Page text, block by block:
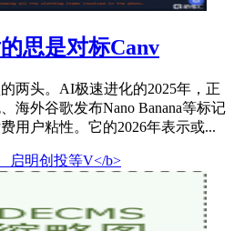
思是对标Canv
两头。AI极速进化的2025年，正
海外谷歌发布Nano Banana等标记
用户粘性。它的2026年表示或...